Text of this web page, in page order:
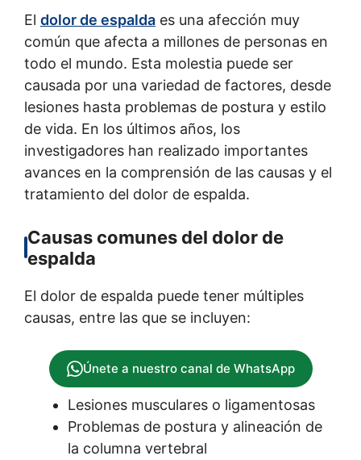
El dolor de espalda es una afección muy
común que afecta a millones de personas en
todo el mundo. Esta molestia puede ser
causada por una variedad de factores, desde
lesiones hasta problemas de postura y estilo
de vida. En los últimos años, los
investigadores han realizado importantes
avances en la comprensión de las causas y el
tratamiento del dolor de espalda.
Causas comunes del dolor de
espalda
El dolor de espalda puede tener múltiples
causas, entre las que se incluyen:
Únete a nuestro canal de WhatsApp
Lesiones musculares o ligamentosas
Problemas de postura y alineación de
la columna vertebral